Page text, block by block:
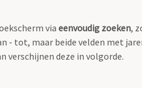
via eenvoudig zoeken,
- tot, maar beide velden met
verschijnen deze in volgorde.